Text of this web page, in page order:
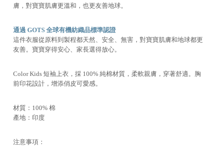
膚，對寶寶肌膚更溫和，也更友善地球。
通過 GOTS 全球有機紡織品標準認證
這件衣服從原料到製程都天然、安全、無害，對寶寶肌膚和地球都更
友善。寶寶穿得安心、家長選得放心。
Color Kids 短袖上衣，採 100% 純棉材質，柔軟親膚，穿著舒適。胸
前印花設計，增添俏皮可愛感。
材質：100% 棉
產地：印度
注意事項：